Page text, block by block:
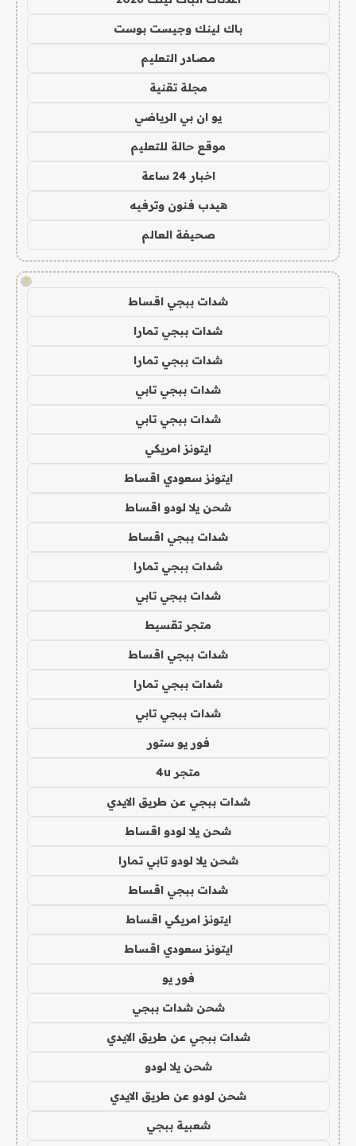
باك لينك وجيست بوست
مصادر التعليم
مجلة تقنية
يو ان بي الرياضي
موقع حالة للتعليم
اخبار 24 ساعة
هيدب فنون وترفيه
صحيفة العالم
!
شدات ببجي اقساط
شدات ببجي تمارا
شدات ببجي تمارا
شدات ببجي تابي
شدات ببجي تابي
ايتونز امريكي
ايتونز سعودي اقساط
شحن يلا لودو اقساط
شدات ببجي اقساط
شدات ببجي تمارا
شدات ببجي تابي
متجر تقسيط
شدات ببجي اقساط
شدات ببجي تمارا
شدات ببجي تابي
فور يو ستور
متجر 4u
شدات ببجي عن طريق الايدي
شحن يلا لودو اقساط
شحن يلا لودو تابي تمارا
شدات ببجي اقساط
ايتونز امريكي اقساط
ايتونز سعودي اقساط
فور يو
شحن شدات ببجي
شدات ببجي عن طريق الايدي
شحن يلا لودو
شحن لودو عن طريق الايدي
شعبية ببجي